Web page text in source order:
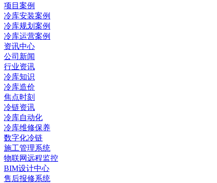
项目案例
冷库安装案例
冷库规划案例
冷库运营案例
资讯中心
公司新闻
行业资讯
冷库知识
冷库造价
焦点时刻
冷链资讯
冷库自动化
冷库维修保养
数字化冷链
施工管理系统
物联网远程监控
BIM设计中心
售后报修系统